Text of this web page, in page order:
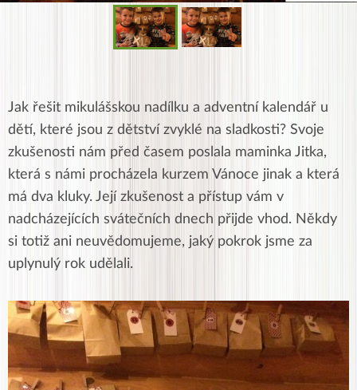
Jak řešit mikulášskou nadílku a adventní kalendář u
dětí, které jsou z dětství zvyklé na sladkosti? Svoje
zkušenosti nám před časem poslala maminka Jitka,
která s námi procházela kurzem Vánoce jinak a která
má dva kluky. Její zkušenost a přístup vám v
nadcházejících svátečních dnech přijde vhod. Někdy
si totiž ani neuvědomujeme, jaký pokrok jsme za
uplynulý rok udělali.